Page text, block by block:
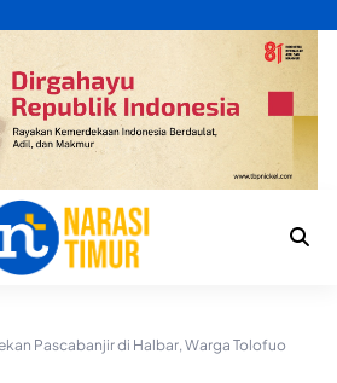
Pascabanjir di Halbar, Warga Tolofuo